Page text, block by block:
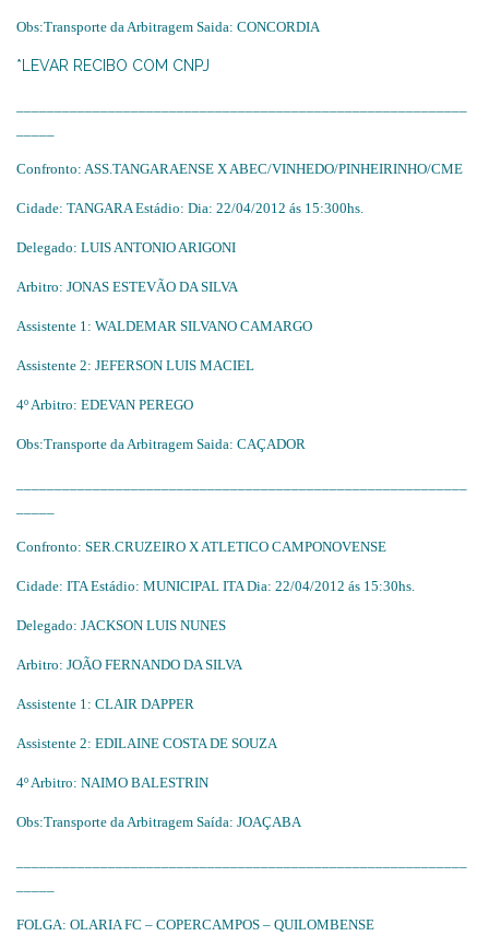
Obs:Transporte da Arbitragem Saida: CONCORDIA
*LEVAR RECIBO COM CNPJ
Confronto: ASS.TANGARAENSE X ABEC/VINHEDO/PINHEIRINHO/CME
Cidade: TANGARA Estádio: Dia: 22/04/2012 ás 15:300hs.
Delegado: LUIS ANTONIO ARIGONI
Arbitro: JONAS ESTEVÃO DA SILVA
Assistente 1: WALDEMAR SILVANO CAMARGO
Assistente 2: JEFERSON LUIS MACIEL
4º Arbitro: EDEVAN PEREGO
Obs:Transporte da Arbitragem Saida: CAÇADOR
Confronto: SER.CRUZEIRO X ATLETICO CAMPONOVENSE
Cidade: ITA Estádio: MUNICIPAL ITA Dia: 22/04/2012 ás 15:30hs.
Delegado: JACKSON LUIS NUNES
Arbitro: JOÃO FERNANDO DA SILVA
Assistente 1: CLAIR DAPPER
Assistente 2: EDILAINE COSTA DE SOUZA
4º Arbitro: NAIMO BALESTRIN
Obs:Transporte da Arbitragem Saída: JOAÇABA
FOLGA: OLARIA FC – COPERCAMPOS – QUILOMBENSE